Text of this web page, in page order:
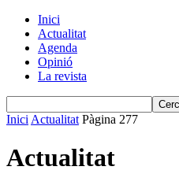
Inici
Actualitat
Agenda
Opinió
La revista
Inici Actualitat Pàgina 277
Actualitat